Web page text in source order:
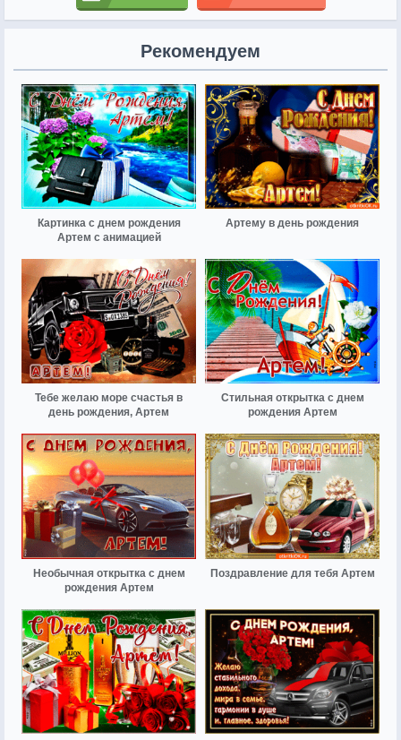
Рекомендуем
Картинка с днем рождения
Артем с анимацией
Артему в день рождения
Тебе желаю море счастья в
день рождения, Артем
Стильная открытка с днем
рождения Артем
Необычная открытка с днем
рождения Артем
Поздравление для тебя Артем